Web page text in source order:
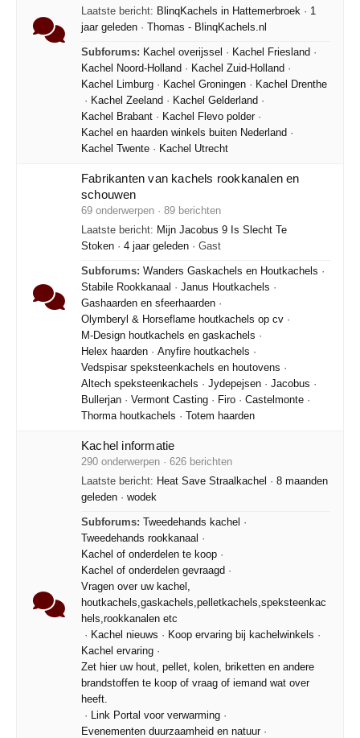
Laatste bericht: BlinqKachels in Hattemerbroek · 1
jaar geleden · Thomas - BlinqKachels.nl
Subforums: Kachel overijssel · Kachel Friesland ·
Kachel Noord-Holland · Kachel Zuid-Holland ·
Kachel Limburg · Kachel Groningen · Kachel Drenthe
· Kachel Zeeland · Kachel Gelderland ·
Kachel Brabant · Kachel Flevo polder·
Kachel en haarden winkels buiten Nederland ·
Kachel Twente · Kachel Utrecht
Fabrikanten van kachels rookkanalen en
schouwen
69 onderwerpen · 89 berichten
Laatste bericht: Mijn Jacobus 9 Is Slecht Te
Stoken · 4 jaar geleden · Gast
Subforums: Wanders Gaskachels en Houtkachels ·
Stabile Rookkanaal · Janus Houtkachels ·
Gashaarden en sfeerhaarden ·
Olymberyl & Horseflame houtkachels op cv ·
M-Design houtkachels en gaskachels ·
Helex haarden · Anyfire houtkachels ·
Vedspisar speksteenkachels en houtovens ·
Altech speksteenkachels · Jydepejsen · Jacobus ·
Bullerjan · Vermont Casting · Firo · Castelmonte ·
Thorma houtkachels · Totem haarden
Kachel informatie
290 onderwerpen · 626 berichten
Laatste bericht: Heat Save Straalkachel · 8 maanden
geleden · wodek
Subforums: Tweedehands kachel ·
Tweedehands rookkanaal ·
Kachel of onderdelen te koop ·
Kachel of onderdelen gevraagd ·
Vragen over uw kachel,
houtkachels,gaskachels,pelletkachels,speksteenkac
hels,rookkanalen etc
· Kachel nieuws · Koop ervaring bij kachelwinkels ·
Kachel ervaring ·
Zet hier uw hout, pellet, kolen, briketten en andere
brandstoffen te koop of vraag of iemand wat over
heeft.
· Link Portal voor verwarming ·
Evenementen duurzaamheid en natuur·